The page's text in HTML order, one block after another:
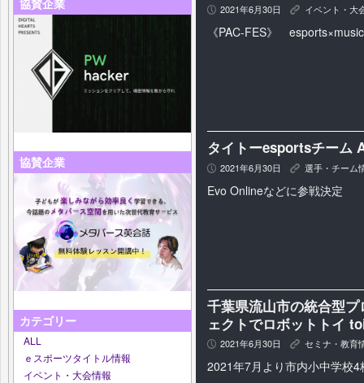
協賛企業
協賛企業
カテゴリー
ALL
ｅスポーツタイトル情報
イベント・大会情報
P 2021年6月30日 K イベント・大
《PAC-FES》
タイトーesportsチーム
P 2021年6月30日 K 選手・チーム
Evo Onlineなどに参戦決定
千葉県流山市の統合型
ェクトでロボットトイ
P 2021年6月30日 K セミナ・教育
2021年7月より市内小中学校4